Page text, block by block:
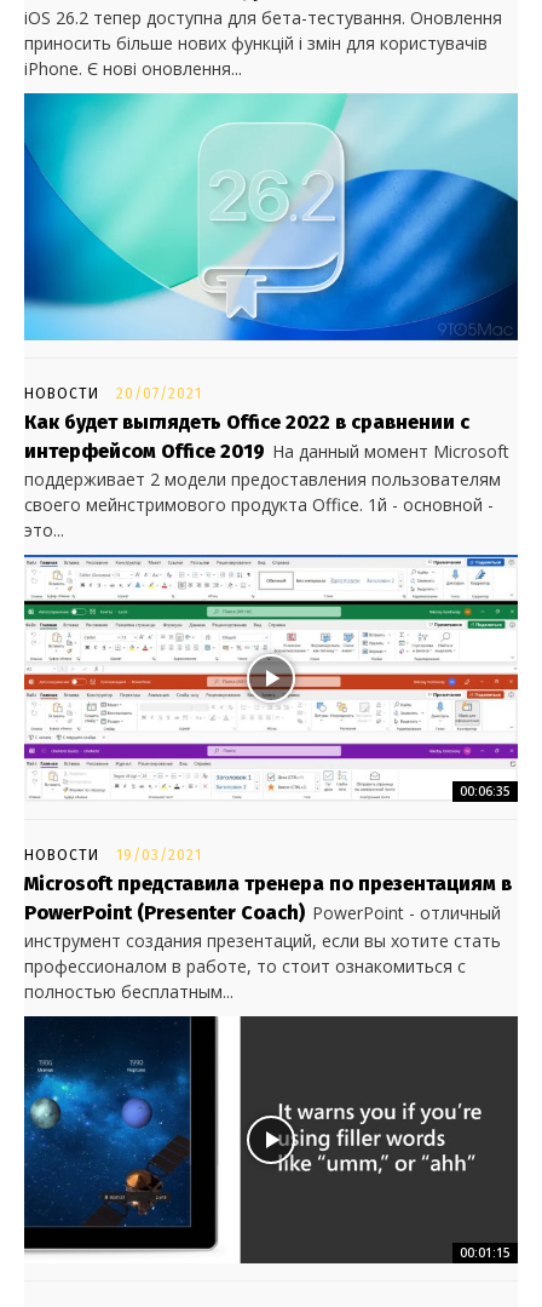
iOS 26.2 тепер доступна для бета-тестування. Оновлення
приносить більше нових функцій і змін для користувачів
iPhone. Є нові оновлення...
НОВОСТИ 20/07/2021
Как будет выглядеть Office 2022 в сравнении с
интерфейсом Office 2019 На данный момент Microsoft
поддерживает 2 модели предоставления пользователям
своего мейнстримового продукта Office. 1й - основной -
это...
00:06:35
НОВОСТИ 19/03/2021
Microsoft представила тренера по презентациям в
PowerPoint (Presenter Coach) PowerPoint - отличный
инструмент создания презентаций, если вы хотите стать
профессионалом в работе, то стоит ознакомиться с
полностью бесплатным...
00:01:15